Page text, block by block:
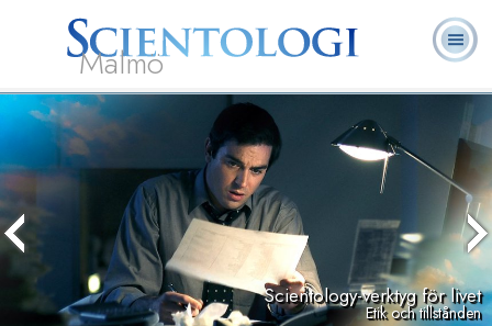
Malmö
Om
oss
L. Ron
Hubbard
Scientologi?
Frivilligpastorer
Scientology-verktyg för livet
Etik och tillstånden